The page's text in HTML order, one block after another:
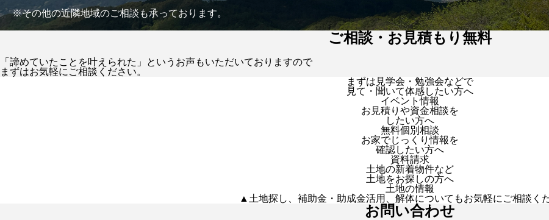
※その他の近隣地域のご相談も承っております。
ご相談・お見積もり無料
「諦めていたことを叶えられた」というお声もいただいておりますので
まずはお気軽にご相談ください。
まずは見学会・勉強会などで
見て・聞いて体感したい方へ
イベント情報
お見積りや資金相談を
したい方へ
無料個別相談
お家でじっくり情報を
確認したい方へ
資料請求
土地の新着物件など
土地をお探しの方へ
土地の情報
▲土地探し、補助金・助成金活用、解体についてもお気軽にご相談くだ
お問い合わせ